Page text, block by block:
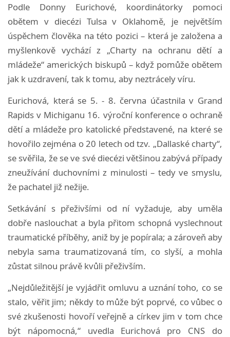
Podle Donny Eurichové, koordinátorky pomoci
obětem v diecézi Tulsa v Oklahomě, je největším
úspěchem člověka na této pozici – která je založena a
myšlenkově vychází z „Charty na ochranu dětí a
mládeže“ amerických biskupů – když pomůže obětem
jak k uzdravení, tak k tomu, aby neztrácely víru.
Eurichová, která se 5. - 8. června účastnila v Grand
Rapids v Michiganu 16. výroční konference o ochraně
dětí a mládeže pro katolické představené, na které se
hovořilo zejména o 20 letech od tzv. „Dallaské charty“,
se svěřila, že se ve své diecézi většinou zabývá případy
zneužívání duchovními z minulosti – tedy ve smyslu,
že pachatel již nežije.
Setkávání s přeživšími od ní vyžaduje, aby uměla
dobře naslouchat a byla přitom schopná vyslechnout
traumatické příběhy, aniž by je popírala; a zároveň aby
nebyla sama traumatizovaná tím, co slyší, a mohla
zůstat silnou právě kvůli přeživším.
„Nejdůležitější je vyjádřit omluvu a uznání toho, co se
stalo, věřit jim; někdy to může být poprvé, co vůbec o
své zkušenosti hovoří veřejně a církev jim v tom chce
být nápomocná,“ uvedla Eurichová pro CNS do